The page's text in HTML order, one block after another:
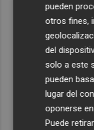
pueden
otros fines,
del
solo a este
pueden
lugar del
oponerse
Puede